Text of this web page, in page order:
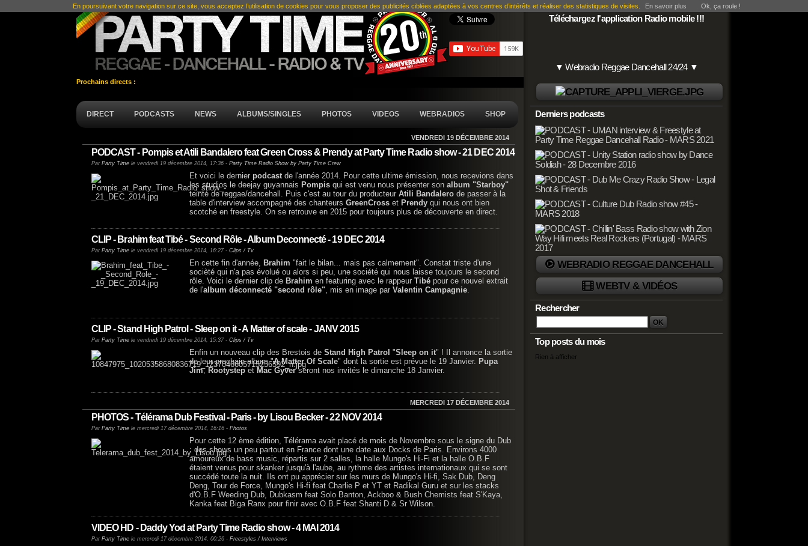
Prochains directs :
DIRECT PODCASTS NEWS ALBUMS/SINGLES PHOTOS VIDEOS WEBRADIOS SHOP
VENDREDI 19 DÉCEMBRE 2014
PODCAST - Pompis et Atili Bandalero feat Green Cross & Prendy at Party Time Radio show - 21 DEC 2014
Par Party Time le vendredi 19 décembre 2014, 17:36 - Party Time Radio Show by Party Time Crew
Et voici le dernierpodcastde l'année 2014. Pour cette ultime émission, nous recevions dans
les studios le deejay guyannais Pompis qui est venu nous présenter sonalbum "Starboy"
teinté de reggae/dancehall. Puis c'est au tour du producteurAtili Bandalero de passer à la
table d'interview accompagné des chanteursGreenCross et Prendy qui nous ont bien
scotché en freestyle. On se retrouve en 2015 pour toujours plus de découverte en direct.
CLIP - Brahim feat Tibé - Second Rôle - Album Deconnecté - 19 DEC 2014
Par Party Time le vendredi 19 décembre 2014, 16:27 - Clips / Tv
En cette fin d'année, Brahim "fait le bilan... mais pas calmement". Constat triste d'une
socièté qui n'a pas évolué ou alors si peu, une société qui nous laisse toujours le second
rôle. Voici le dernier clip deBrahim en featuring avec le rappeurTibé pour ce nouvel extrait
de l'album déconnecté "second rôle" , mis en image parValentin Campagnie
CLIP - Stand High Patrol - Sleep on it - A Matter of scale - JANV 2015
Par Party Time le vendredi 19 décembre 2014, 15:37 - Clips / Tv
Enfin un nouveau clip des Brestois deStand High Patrol "Sleep on it" ! Il annonce la sortie
de leur prochain album "A Matter Of Scale" dont la sortie est prévue le 19 Janvier. Pupa
Jim, Rootystep et Mac Gyverseront nos invités le dimanche 18 Janvier.
MERCREDI 17 DÉCEMBRE 2014
PHOTOS - Télérama Dub Festival - Paris - by Lisou Becker - 22 NOV 2014
Par Party Time le mercredi 17 décembre 2014, 16:16 - Photos
Pour cette 12 ème édition, Télérama avait placé de mois de Novembre sous le signe du Dub
: des shows un peu partout en France dont une date aux Docks de Paris. Environs 4000
amoureux de bass music, répartis sur 2 salles, la halle Mungo's Hi-Fi et la halle O.B.F
étaient venus pour skanker jusqu'à l'aube, au rythme des artistes internationaux qui se sont
succédé toute la nuit. Ils ont pu apprécier sur les murs de Mungo's Hi-fi, Sak Dub, Deng
Deng, Tour de Force, Mungo's Hi-fi feat Charlie P et YT et Radikal Guru et sur les stacks
d'O.B.F Weeding Dub, Dubkasm feat Solo Banton, Ackboo & Bush Chemists feat S'Kaya,
Kanka feat Biga Ranx pour finir avec O.B.F feat Shanti D & Sr Wilson.
VIDEO HD - Daddy Yod at Party Time Radio show - 4 MAI 2014
Par Party Time le mercredi 17 décembre 2014, 00:26 - Freestyles / Interviews
Téléchargez l'application Radio mobile !!!
▼ Webradio Reggae Dancehall 24/24 ▼
Derniers podcasts
WEBRADIO REGGAE DANCEHALL
WEBTV & VIDÉOS
Rechercher
Top posts du mois
Rien à afficher
En poursuivant votre navigation sur ce site, vous acceptez l’utilisation de cookies pour vous proposer des publicités ciblées adaptées à vos centres d’intérêts et réaliser des statistiques de visites. En savoir plus Ok, ça roule !